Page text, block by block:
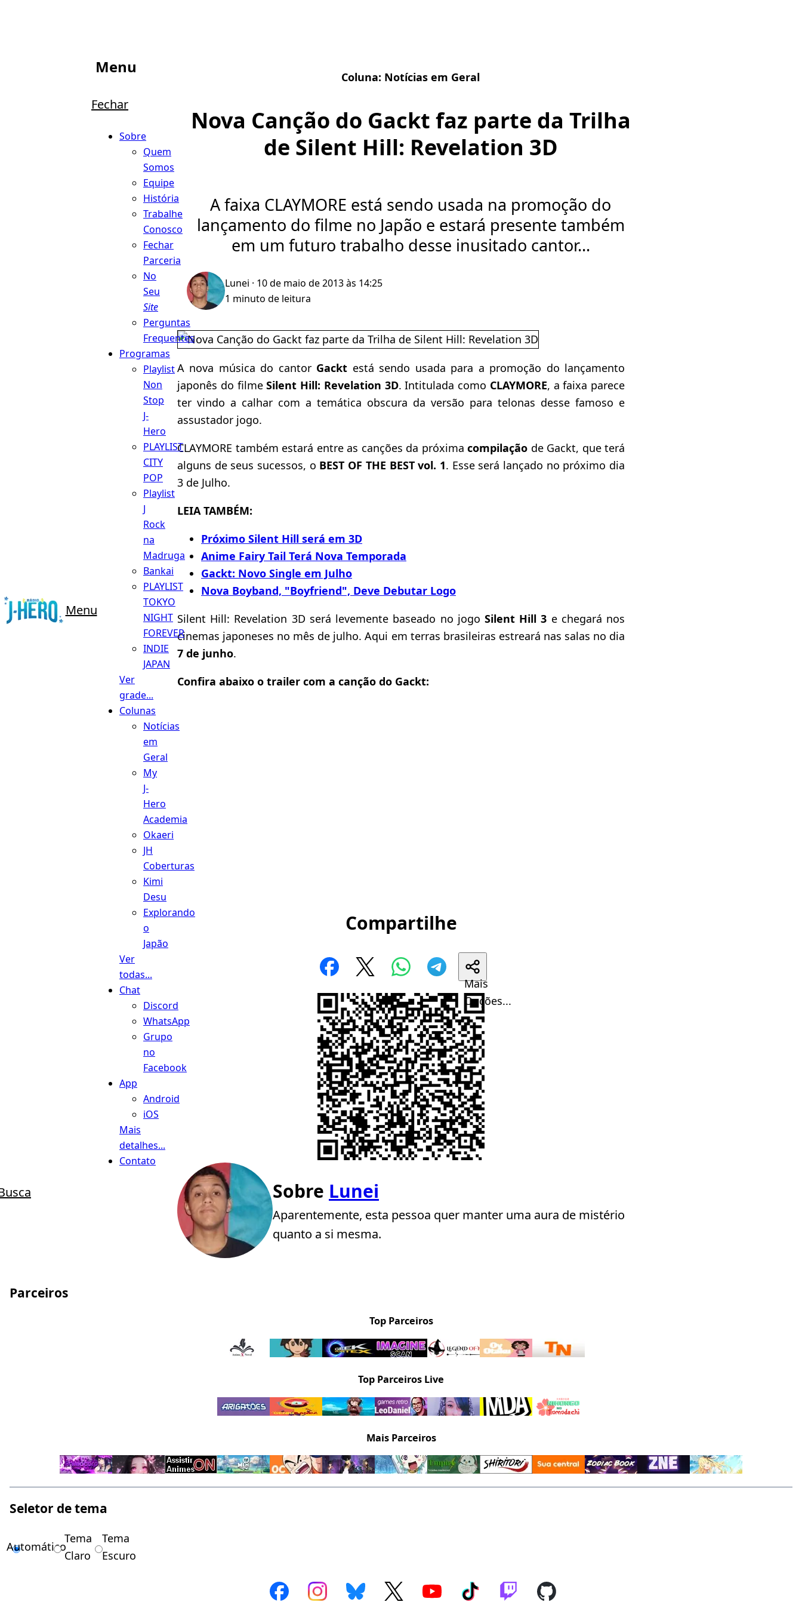
Menu
Menu
Fechar
Sobre
Quem
Somos
Equipe
História
Trabalhe
Conosco
Fechar
Parceria
No
Seu
Site
Perguntas
Frequentes
Programas
Playlist
Non
Stop
J-
Hero
PLAYLIST
CITY
POP
Playlist
J
Rock
na
Madruga
Bankai
PLAYLIST
TOKYO
NIGHT
FOREVER
INDIE
JAPAN
Ver
grade...
Colunas
Notícias
em
Geral
My
J-
Hero
Academia
Okaeri
JH
Coberturas
Kimi
Desu
Explorando
o
Japão
Ver
todas...
Chat
Discord
WhatsApp
Grupo
no
Facebook
App
Android
iOS
Mais
detalhes...
Contato
Coluna: Notícias em Geral
Nova Canção do Gackt faz parte da Trilha
de Silent Hill: Revelation 3D
A faixa CLAYMORE está sendo usada na promoção do
lançamento do filme no Japão e estará presente também
em um futuro trabalho desse inusitado cantor...
Lunei · 10 de maio de 2013 às 14:25
1 minuto de leitura
A nova música do cantor Gackt está sendo usada para a promoção do lançamento
japonês do filmeSilent Hill: Revelation 3D. Intitulada como CLAYMORE, a faixa parece
ter vindo a calhar com a temática obscura da versão para telonas desse famoso e
assustador jogo.
CLAYMORE também estará entre as canções da próxima compilação de Gackt, que terá
alguns de seus sucessos, o BEST OF THE BEST vol. 1. Esse será lançado no próximo dia
3 de Julho.
LEIA TAMBÉM:
Próximo Silent Hill será em 3D
Anime Fairy Tail Terá Nova Temporada
Gackt: Novo Single em Julho
Nova Boyband, "Boyfriend", Deve Debutar Logo
Silent Hill: Revelation 3D será levemente baseado no jogo Silent Hill 3 e chegará nos
cinemas japoneses no mês de julho. Aqui em terras brasileiras estreará nas salas no dia
7 de junho.
Confira abaixo o trailer com a canção do Gackt:
Compartilhe
Mais
Opções...
Sobre Lunei
Aparentemente, esta pessoa quer manter uma aura de mistério
quanto a si mesma.
Parceiros
Top Parceiros
Top Parceiros Live
Mais Parceiros
Seletor de tema
Automático
Tema
Claro
Tema
Escuro